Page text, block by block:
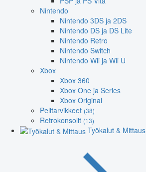
Nintendo
Nintendo 3DS ja 2DS
Nintendo DS ja DS Lite
Nintendo Retro
Nintendo Switch
Nintendo Wii ja Wii U
Xbox
Xbox 360
Xbox One ja Series
Xbox Original
Pelitarvikkeet (38)
Retrokonsolit (13)
Työkalut & Mittaus